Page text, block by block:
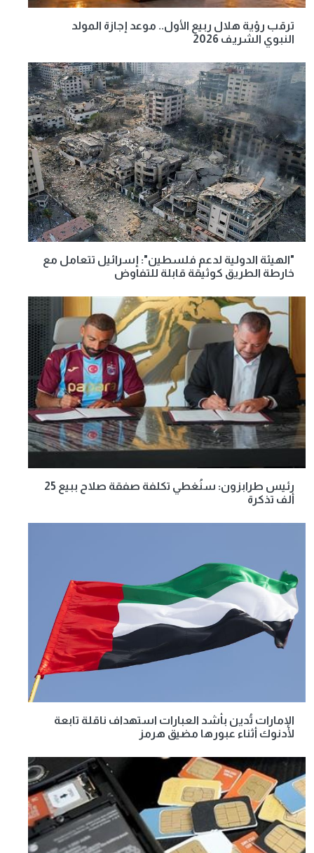
ترقب رؤية هلال ربيع الأول.. موعد إجازة المولد
النبوي الشريف 2026
"الهيئة الدولية لدعم فلسطين": إسرائيل تتعامل مع
خارطة الطريق كوثيقة قابلة للتفاوض
رئيس طرابزون: سنُغطي تكلفة صفقة صلاح ببيع 25
ألف تذكرة
الإمارات تُدين بأشد العبارات استهداف ناقلة تابعة
لأدنوك أثناء عبورها مضيق هرمز